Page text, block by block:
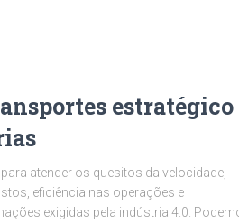
estratégico
atender os quesitos da velocidade,
eficiência nas operações e
exigidas pela indústria 4.0.